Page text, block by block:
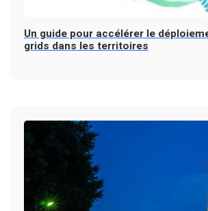
Un guide pour accélérer le
grids dans les territoires